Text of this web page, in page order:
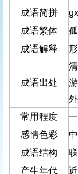
成语简拼
成语繁体
成语解释
成语出处
常用程度
感情色彩
成语结构
产生年代